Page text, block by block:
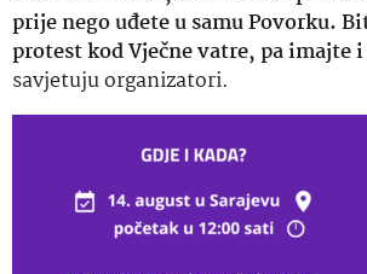
prije nego uđete u samu Povorku.
protest kod Vječne vatre, pa imajte
savjetuju organizatori.